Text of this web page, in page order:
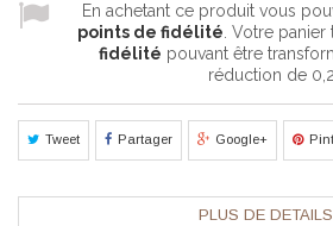
En achetant ce produit vous
points de fidélité . Votre panier
fidélité pouvant être
réduction de
Tweet Partager Google+
PLUS DE DETAILS